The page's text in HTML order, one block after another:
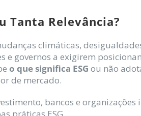
Tanta Relevância?
climáticas,
e governos a exigirem
o que significa ESG ou não
de mercado.
bancos e